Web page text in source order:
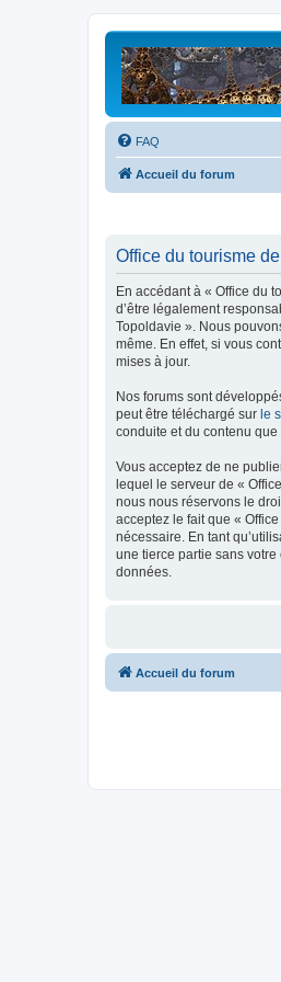
FAQ
Accueil du forum
Office du tourisme
En accédant à « Office du
d’être légalement
Topoldavie ». Nous
même. En effet, si vous
mises à jour.
Nos forums sont
peut être téléchargé sur le
conduite et du contenu
Vous acceptez de ne
lequel le serveur de «
nous nous réservons le
acceptez le fait que «
nécessaire. En tant
une tierce partie sans
données.
Accueil du forum